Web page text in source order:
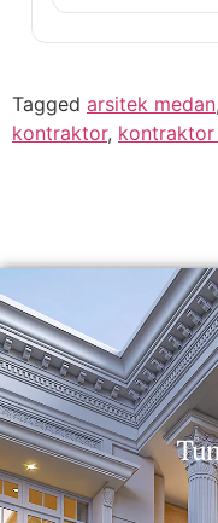
Tagged arsitek medan,
kontraktor, kontraktor